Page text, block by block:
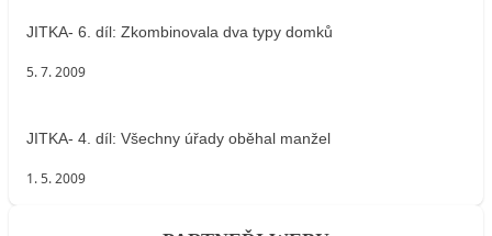
JITKA- 6. díl: Zkombinovala dva typy domků
5. 7. 2009
JITKA- 4. díl: Všechny úřady oběhal manžel
1. 5. 2009